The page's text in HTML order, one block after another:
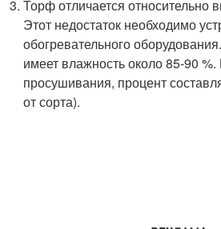
Торф отличается относительно
Этот недостаток необходимо
обогревательного
имеет влажность около 85-90
просушивания, процент
от сорта).